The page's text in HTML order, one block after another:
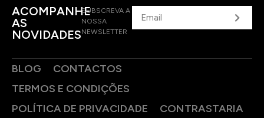
ACOMPANHE
AS
NOVIDADES
SUBSCREVA A
NOSSA
NEWSLETTER
BLOG
CONTACTOS
TERMOS E CONDIÇÕES
POLÍTICA DE PRIVACIDADE
CONTRASTARIA